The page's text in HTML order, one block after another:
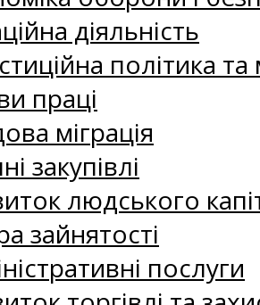
діяльність
політика
праці
міграція
закупівлі
людського
зайнятості
послуги